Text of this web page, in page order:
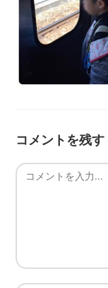
コメントを残す